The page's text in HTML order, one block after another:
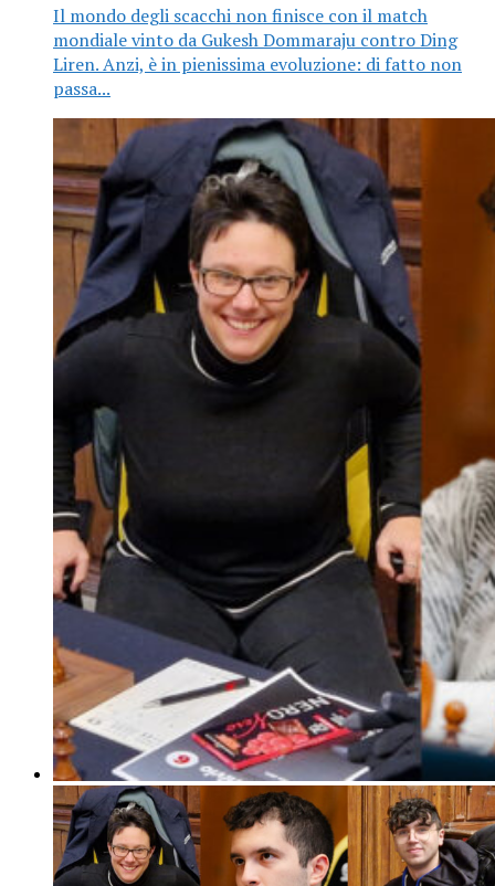
Il mondo degli scacchi non finisce con il match
mondiale vinto da Gukesh Dommaraju contro Ding
Liren. Anzi, è in pienissima evoluzione: di fatto non
passa...